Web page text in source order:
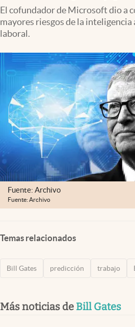
PC y mobile
Lifestyle
USA
El cofundador de Microsoft dio a
mayores riesgos de la
laboral.
Fuente: Archivo
Fuente: Archivo
Temas relacionados
Bill Gates predicción trabajo
Más noticias de Bill Gates